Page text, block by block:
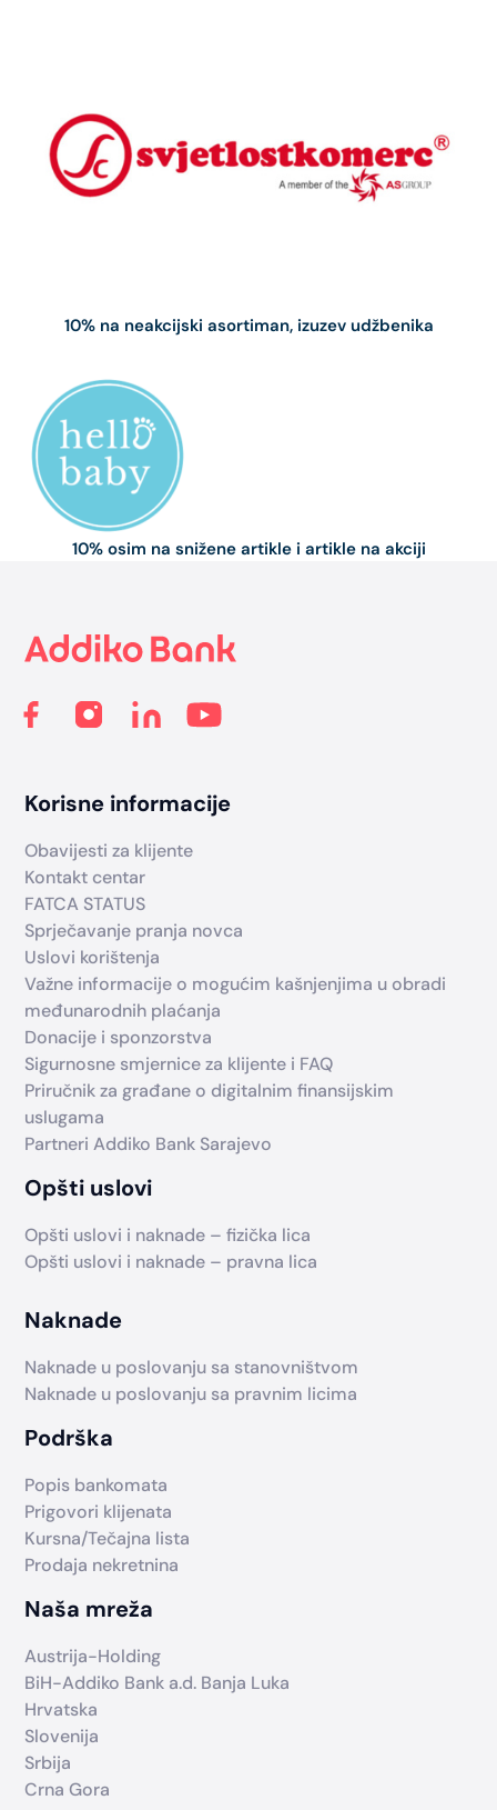
10% na neakcijski asortiman, izuzev udžbenika
10% osim na snižene artikle i artikle na akciji
Korisne informacije
Obavijesti za klijente
Kontakt centar
FATCA STATUS
Sprječavanje pranja novca
Uslovi korištenja
Važne informacije o mogućim kašnjenjima u obradi
međunarodnih plaćanja
Donacije i sponzorstva
Sigurnosne smjernice za klijente i FAQ
Priručnik za građane o digitalnim finansijskim
uslugama
Partneri Addiko Bank Sarajevo
Opšti uslovi
Opšti uslovi i naknade – fizička lica
Opšti uslovi i naknade – pravna lica
Naknade
Naknade u poslovanju sa stanovništvom
Naknade u poslovanju sa pravnim licima
Podrška
Popis bankomata
Prigovori klijenata
Kursna/Tečajna lista
Prodaja nekretnina
Naša mreža
Austrija-Holding
BiH-Addiko Bank a.d. Banja Luka
Hrvatska
Slovenija
Srbija
Crna Gora